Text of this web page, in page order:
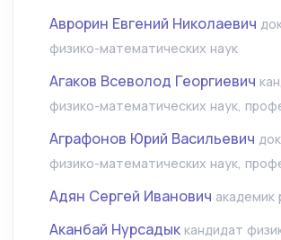
Аврорин Евгений Николаевич
физико-математических наук
Агаков Всеволод Георгиевич
физико-математических наук,
Аграфонов Юрий Васильевич
физико-математических наук,
Адян Сергей Иванович академик
Аканбай Нурсадык кандидат